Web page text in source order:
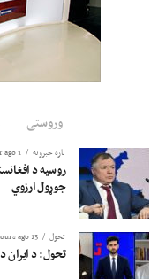
وروستی
تازه خبرونه 1 hour ago
روسیه د
جوړول ارزوي
تحول 13 hours ago
تحول: د ایران